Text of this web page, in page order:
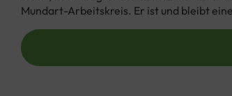
Mundart-Arbeitskreis. Er ist und bleibt